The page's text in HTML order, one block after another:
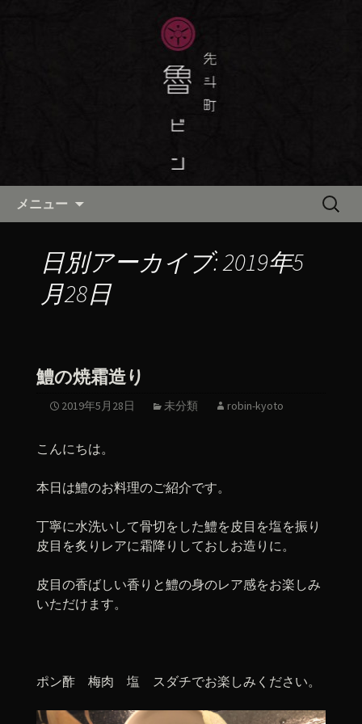
京都・先斗町の京料理・和食
「魯ビン（ろびん）」の公式ブ
京都・先斗町の京町家で美味しい季節
の京料理・和食が自慢の「魯ビン（ろ
びん）」がお店からのお知らせや、お
料理について最新情報をおとどけしま
メニュー
検
日別アーカイブ: 2019年5
月28日
鱧の焼霜造り
2019年5月28日 未分類 robin-kyoto
こんにちは。
本日は鱧のお料理のご紹介です。
丁寧に水洗いして骨切をした鱧を皮目を塩を振り
皮目を炙りレアに霜降りしておしお造りに。
皮目の香ばしい香りと鱧の身のレア感をお楽しみ
いただけます。
ポン酢 梅肉 塩 スダチでお楽しみください。